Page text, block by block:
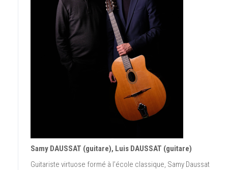
Samy DAUSSAT (guitare), Luis DAUSSAT (guitare)
Guitariste virtuose formé à l’école classique, Samy Daussat